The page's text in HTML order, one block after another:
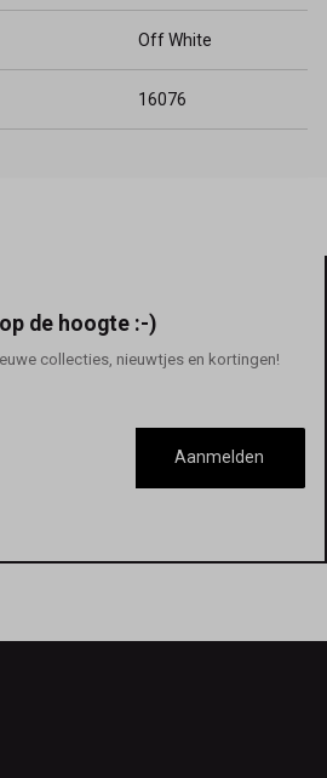
Off White
16076
de hoogte :-)
collecties, nieuwtjes en kortingen!
Aanmelden